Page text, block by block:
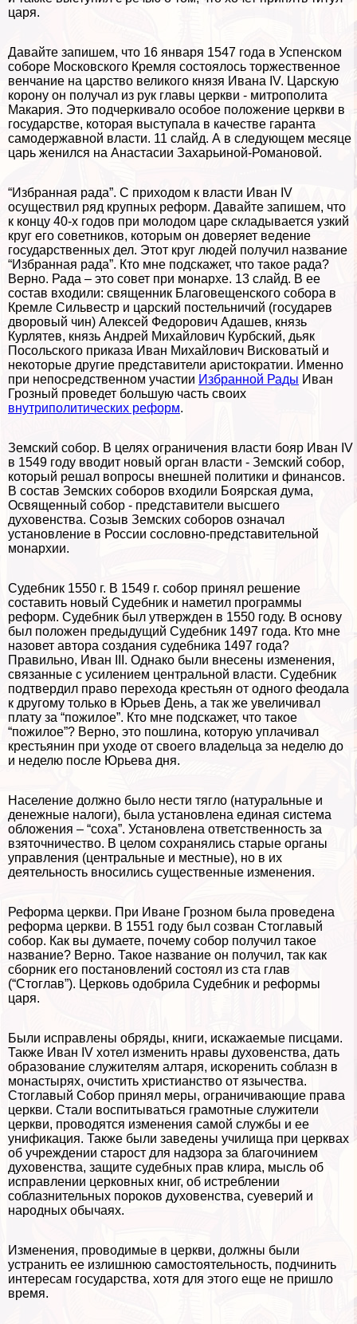
царя.
Давайте запишем, что 16 января 1547 года в Успенском
соборе Московского Кремля состоялось торжественное
венчание на царство великого князя Ивана IV. Царскую
корону он получал из рук главы церкви - митрополита
Макария. Это подчеркивало особое положение церкви в
государстве, которая выступала в качестве гаранта
самодержавной власти. 11 слайд. А в следующем месяце
царь женился на Анастасии Захарьиной-Романовой.
“Избранная рада”. С приходом к власти Иван IV
осуществил ряд крупных реформ. Давайте запишем, что
к концу 40-х годов при молодом царе складывается узкий
круг его советников, которым он доверяет ведение
государственных дел. Этот круг людей получил название
“Избранная рада”. Кто мне подскажет, что такое рада?
Верно. Рада – это совет при монархе. 13 слайд. В ее
состав входили: священник Благовещенского собора в
Кремле Сильвестр и царский постельничий (государев
дворовый чин) Алексей Федорович Адашев, князь
Курлятев, князь Андрей Михайлович Курбский, дьяк
Посольского приказа Иван Михайлович Висковатый и
некоторые другие представители аристократии. Именно
при непосредственном участии Избранной Рады Иван
Грозный проведет большую часть своих
внутриполитических реформ.
Земский собор. В целях ограничения власти бояр Иван IV
в 1549 году вводит новый орган власти - Земский собор,
который решал вопросы внешней политики и финансов.
В состав Земских соборов входили Боярская дума,
Освященный собор - представители высшего
духовенства. Созыв Земских соборов означал
установление в России сословно-представительной
монархии.
Судебник 1550 г. В 1549 г. собор принял решение
составить новый Судебник и наметил программы
реформ. Судебник был утвержден в 1550 году. В основу
был положен предыдущий Судебник 1497 года. Кто мне
назовет автора создания судебника 1497 года?
Правильно, Иван III. Однако были внесены изменения,
связанные с усилением центральной власти. Судебник
подтвердил право перехода крестьян от одного феодала
к другому только в Юрьев День, а так же увеличивал
плату за “пожилое”. Кто мне подскажет, что такое
“пожилое”? Верно, это пошлина, которую уплачивал
крестьянин при уходе от своего владельца за неделю до
и неделю после Юрьева дня.
Население должно было нести тягло (натуральные и
денежные налоги), была установлена единая система
обложения – “соха”. Установлена ответственность за
взяточничество. В целом сохранялись старые органы
управления (центральные и местные), но в их
деятельность вносились существенные изменения.
Реформа церкви. При Иване Грозном была проведена
реформа церкви. В 1551 году был созван Стоглавый
собор. Как вы думаете, почему собор получил такое
название? Верно. Такое название он получил, так как
сборник его постановлений состоял из ста глав
(“Стоглав”). Церковь одобрила Судебник и реформы
царя.
Были исправлены обряды, книги, искажаемые писцами.
Также Иван IV хотел изменить нравы духовенства, дать
образование служителям алтаря, искоренить coблaзн в
монастырях, очистить христианство от язычества.
Стоглавый Собор принял меры, ограничивающие права
церкви. Стали воспитываться грамотные служители
церкви, проводятся изменения самой службы и ее
унификация. Также были заведены училища при церквах
об учреждении старост для надзора за благочинием
духовенства, защите судебных прав клира, мысль об
исправлении церковных книг, об истрeблении
coблaзнительных пороков духовенства, суеверий и
народных обычаях.
Изменения, проводимые в церкви, должны были
устранить ее излишнюю самостоятельность, подчинить
интересам государства, хотя для этого еще не пришло
время.